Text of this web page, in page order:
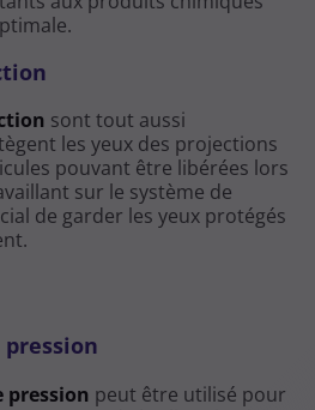
sont tout aussi
les yeux des projections
pouvant être libérées lors
sur le système de
de garder les yeux protégés
peut être utilisé pour